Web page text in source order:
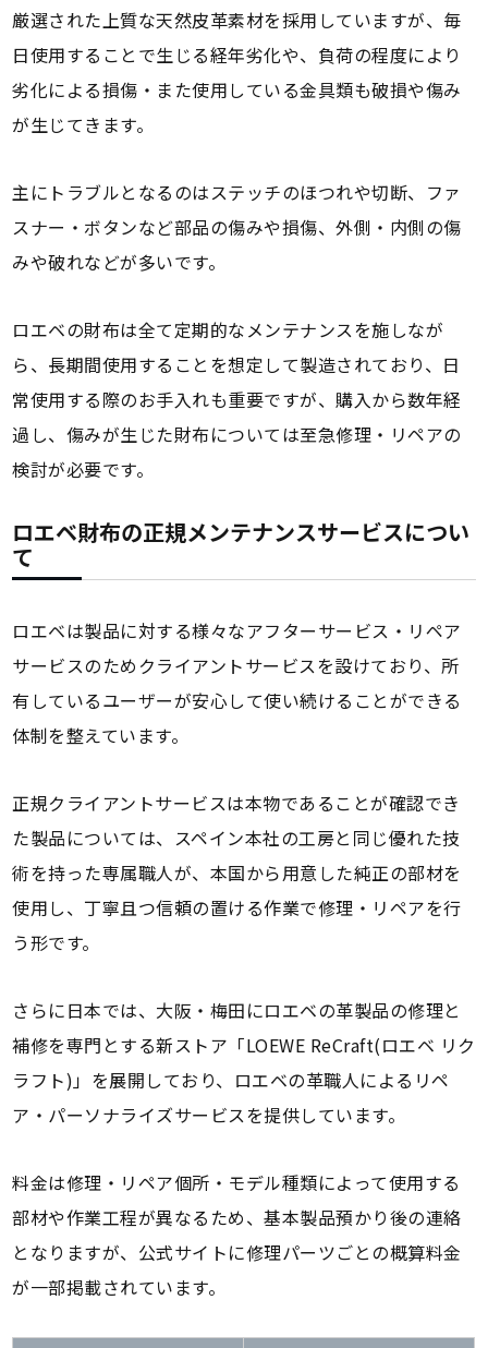
厳選された上質な天然皮革素材を採用していますが、毎
日使用することで生じる経年劣化や、負荷の程度により
劣化による損傷・また使用している金具類も破損や傷み
が生じてきます。
主にトラブルとなるのはステッチのほつれや切断、ファ
スナー・ボタンなど部品の傷みや損傷、外側・内側の傷
みや破れなどが多いです。
ロエベの財布は全て定期的なメンテナンスを施しなが
ら、長期間使用することを想定して製造されており、日
常使用する際のお手入れも重要ですが、購入から数年経
過し、傷みが生じた財布については至急修理・リペアの
検討が必要です。
ロエベ財布の正規メンテナンスサービスについ
て
ロエベは製品に対する様々なアフターサービス・リペア
サービスのためクライアントサービスを設けており、所
有しているユーザーが安心して使い続けることができる
体制を整えています。
正規クライアントサービスは本物であることが確認でき
た製品については、スペイン本社の工房と同じ優れた技
術を持った専属職人が、本国から用意した純正の部材を
使用し、丁寧且つ信頼の置ける作業で修理・リペアを行
う形です。
さらに日本では、大阪・梅田にロエベの革製品の修理と
補修を専門とする新ストア「LOEWE ReCraft(ロエベ リク
ラフト)」を展開しており、ロエベの革職人によるリペ
ア・パーソナライズサービスを提供しています。
料金は修理・リペア個所・モデル種類によって使用する
部材や作業工程が異なるため、基本製品預かり後の連絡
となりますが、公式サイトに修理パーツごとの概算料金
が一部掲載されています。